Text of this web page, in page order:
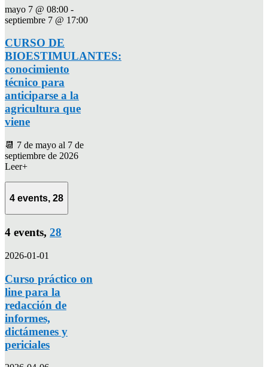
mayo 7 @ 08:00 -
septiembre 7 @ 17:00
CURSO DE
BIOESTIMULANTES:
conocimiento
técnico para
anticiparse a la
agricultura que
viene
📆 7 de mayo al 7 de
septiembre de 2026
Leer+
4 events, 28
4 events, 28
2026-01-01
Curso práctico on
line para la
redacción de
informes,
dictámenes y
periciales